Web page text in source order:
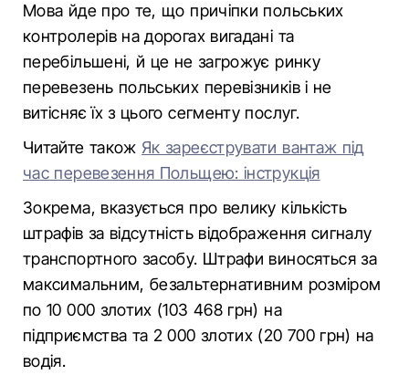
Мова йде про те, що причіпки польських
контролерів на дорогах вигадані та
перебільшені, й це не загрожує ринку
перевезень польських перевізників і не
витісняє їх з цього сегменту послуг.
Читайте також Як зареєструвати вантаж під
час перевезення Польщею: інструкція
Зокрема, вказується про велику кількість
штрафів за відсутність відображення сигналу
транспортного засобу. Штрафи виносяться за
максимальним, безальтернативним розміром
по 10 000 злотих (103 468 грн) на
підприємства та 2 000 злотих (20 700 грн) на
водія.